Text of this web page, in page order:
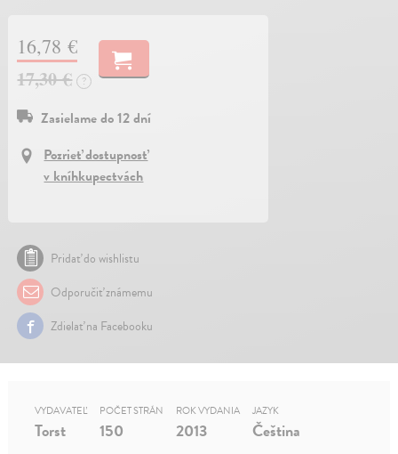
16,78 €
17,30 €
?
Zasielame do 12 dní
Pozrieť dostupnosť
v kníhkupectvách
Pridať do wishlistu
Odporučiť známemu
Zdielať na Facebooku
VYDAVATEĽ
Torst
POČET STRÁN
150
ROK VYDANIA
2013
JAZYK
Čeština